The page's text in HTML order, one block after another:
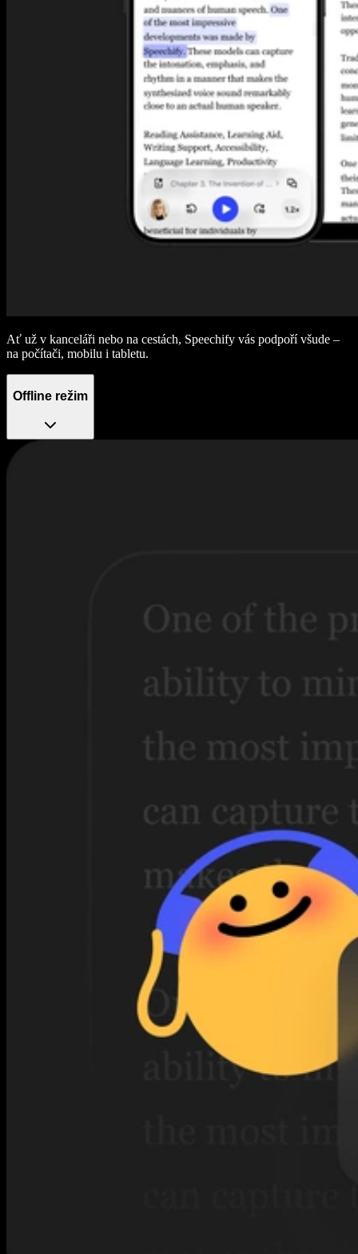
Ať už v kanceláři nebo na cestách, Speechify vás podpoří všude –
na počítači, mobilu i tabletu.
Offline režim